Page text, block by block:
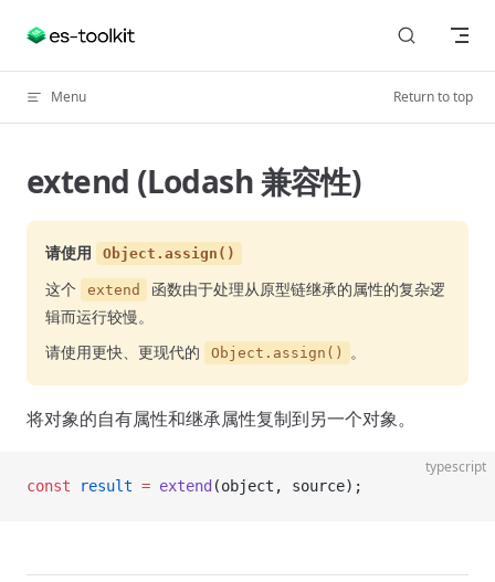
Skip to content
Menu Return to top
extend (Lodash 兼容性)
请使用 Object.assign()
这个 extend
函数由于处理从原型链继承的属性的复杂逻
辑而运行较慢。
请使用更快、更现代的
Object.assign() 。
将对象的自有属性和继承属性复制到另一个对象。
typescript
const result = extend (object, source);